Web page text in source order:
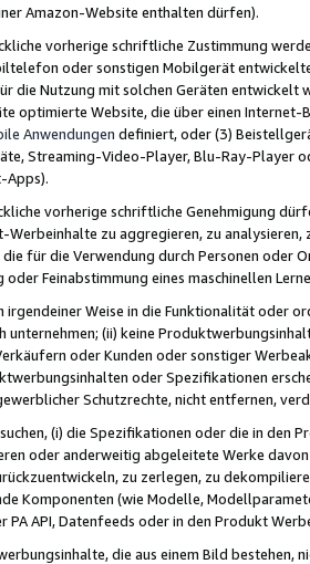
Amazon-Website enthalten dürfen).
vorherige schriftliche Zustimmung
oder sonstigen Mobilgerät
die Nutzung mit solchen Geräten
optimierte Website, die über einen
Anwendungen definiert, oder (3)
Streaming-Video-Player, Blu-Ray-Player
Apps).
vorherige schriftliche Genehmigung
Werbeinhalte zu aggregieren, zu
die für die Verwendung durch Personen
Feinabstimmung eines maschinellen
irgendeiner Weise in die Funktionalität oder
unternehmen; (ii) keine
oder Kunden oder sonstiger
oder Spezifikationen
Schutzrechte, nicht entfernen,
(i) die Spezifikationen oder die in
oder anderweitig abgeleitete Werke
zu zerlegen, zu
Komponenten (wie Modelle,
PA API, Datenfeeds oder in den Produkt
die aus einem Bild bestehen,